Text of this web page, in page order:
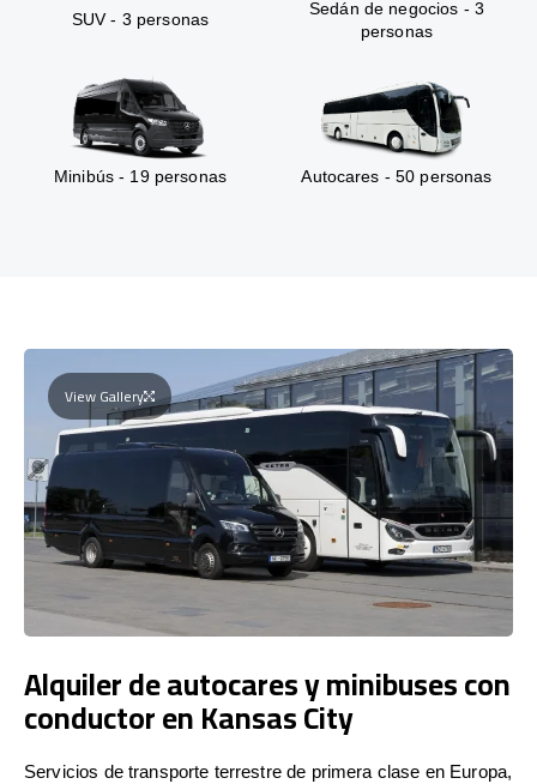
SUV - 3 personas
Sedán de negocios - 3
personas
Minibús - 19 personas Autocares - 50 personas
View Gallery
Alquiler de autocares y minibuses con
conductor en Kansas City
Servicios de transporte terrestre de primera clase en Europa,